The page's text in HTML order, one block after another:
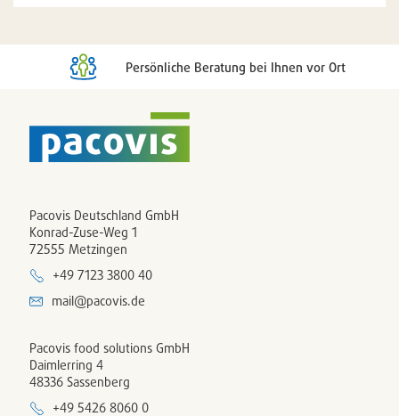
Persönliche Beratung bei Ihnen vor Ort
Pacovis Deutschland GmbH
Konrad-Zuse-Weg 1
72555 Metzingen
+49 7123 3800 40
mail@pacovis.de
Pacovis food solutions GmbH
Daimlerring 4
48336 Sassenberg
+49 5426 8060 0